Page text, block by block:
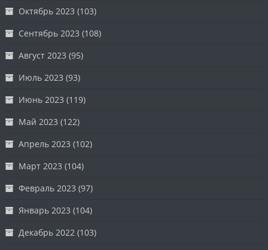
Октябрь 2023 (103)
Сентябрь 2023 (108)
Август 2023 (95)
Июль 2023 (93)
Июнь 2023 (119)
Май 2023 (122)
Апрель 2023 (102)
Март 2023 (104)
Февраль 2023 (97)
Январь 2023 (104)
Декабрь 2022 (103)